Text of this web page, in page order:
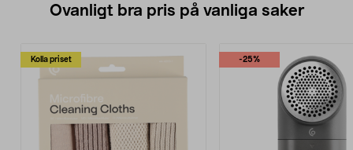
Ovanligt bra pris på vanliga saker
Kolla priset -25%